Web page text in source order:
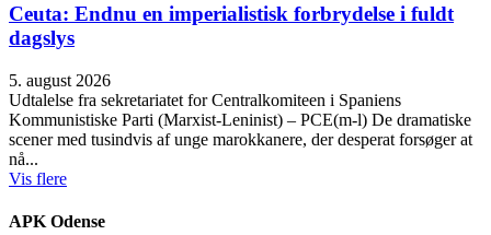
Ceuta: Endnu en imperialistisk forbrydelse i fuldt
dagslys
5. august 2026
Udtalelse fra sekretariatet for Centralkomiteen i Spaniens
Kommunistiske Parti (Marxist-Leninist) – PCE(m-l) De dramatiske
scener med tusindvis af unge marokkanere, der desperat forsøger at
nå...
Vis flere
APK Odense